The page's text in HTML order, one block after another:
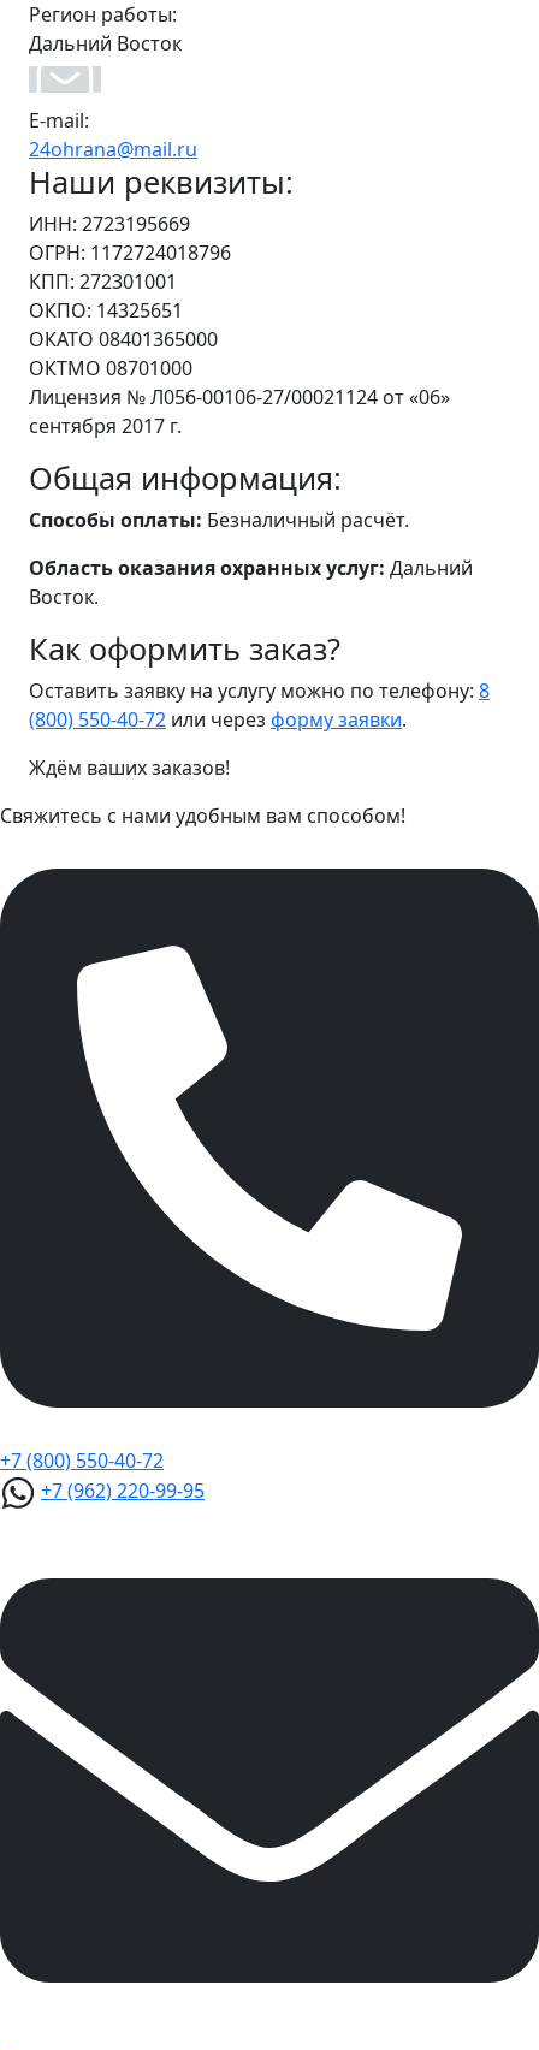
Регион работы:
Дальний Восток
E-mail:
24ohrana@mail.ru
Наши реквизиты:
ИНН: 2723195669
ОГРН: 1172724018796
КПП: 272301001
ОКПО: 14325651
ОКАТО 08401365000
ОКТМО 08701000
Лицензия № Л056-00106-27/00021124 от «06»
сентября 2017 г.
Общая информация:
Способы оплаты: Безналичный расчёт.
Область оказания охранных услуг: Дальний
Восток.
Как оформить заказ?
Оставить заявку на услугу можно по телефону: 8
(800) 550-40-72 или через форму заявки.
Ждём ваших заказов!
Свяжитесь с нами удобным вам способом!
+7 (800) 550-40-72
+7 (962) 220-99-95